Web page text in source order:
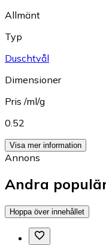
Allmänt
Typ
Duschtvål
Dimensioner
Pris /ml/g
0.52
Visa mer information
Annons
Andra
Hoppa över innehållet